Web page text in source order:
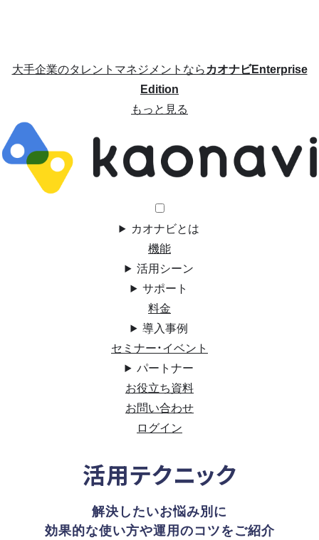
大手企業のタレントマネジメントならカオナビEnterprise
Edition
もっと見る
カオナビとは
機能
活用シーン
サポート
料金
導入事例
セミナー・イベント
パートナー
お役立ち資料
お問い合わせ
ログイン
活用テクニック
解決したいお悩み別に
効果的な使い方や運用のコツをご紹介